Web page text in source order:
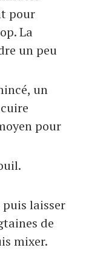
pour
La
un peu
un
pour
laisser
de
mixer.